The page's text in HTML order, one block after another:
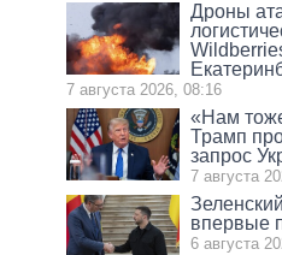
Дроны
7 августа 2026, 08:16
«Нам
Трамп
запрос
7 августа
впервые
6 августа